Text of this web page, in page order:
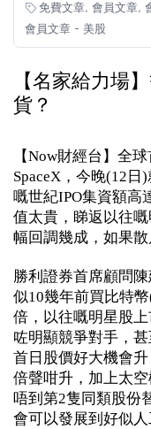
免費文章 會員文章
會員文章 - 美股
【名家給力場
貨？
【Now財經台】全
SpaceX，今晚(12
嘅世紀IPO集資額高
值太貴，睇返以往
幅回調幾成，如果
勝利證券首席顧問
似10幾年前買比特
倍，以往嘅明星股
咗明顯競爭對手，
首日股價好大機會
倍聲咁升，加上太
唔到第2隻同類股份
會可以發展到好似